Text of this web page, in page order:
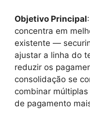
Objetivo Principal
concentra em
existente —
ajustar a linha do
reduzir os
consolidação se
combinar
de pagamento